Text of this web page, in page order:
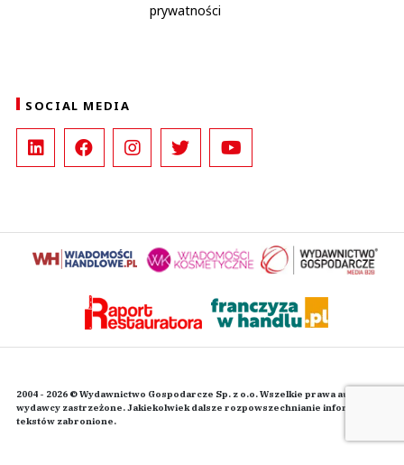
prywatności
SOCIAL MEDIA
2004 - 2026 © Wydawnictwo Gospodarcze Sp. z o.o. Wszelkie prawa autorskie
wydawcy zastrzeżone. Jakiekolwiek dalsze rozpowszechnianie informacji i
tekstów zabronione.